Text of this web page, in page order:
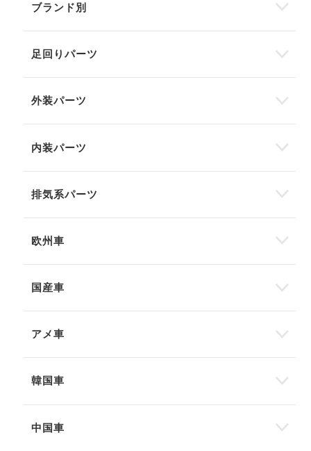
ブランド別
足回りパーツ
外装パーツ
内装パーツ
排気系パーツ
欧州車
国産車
アメ車
韓国車
中国車